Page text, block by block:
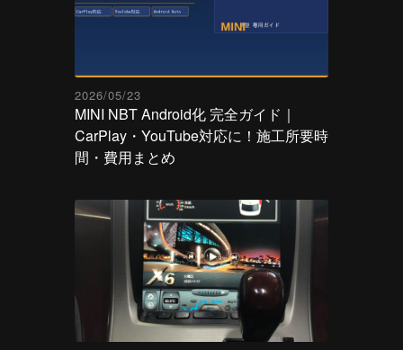
2026/05/23
MINI NBT Android化 完全ガイド｜
CarPlay・YouTube対応に！施工所要時
間・費用まとめ